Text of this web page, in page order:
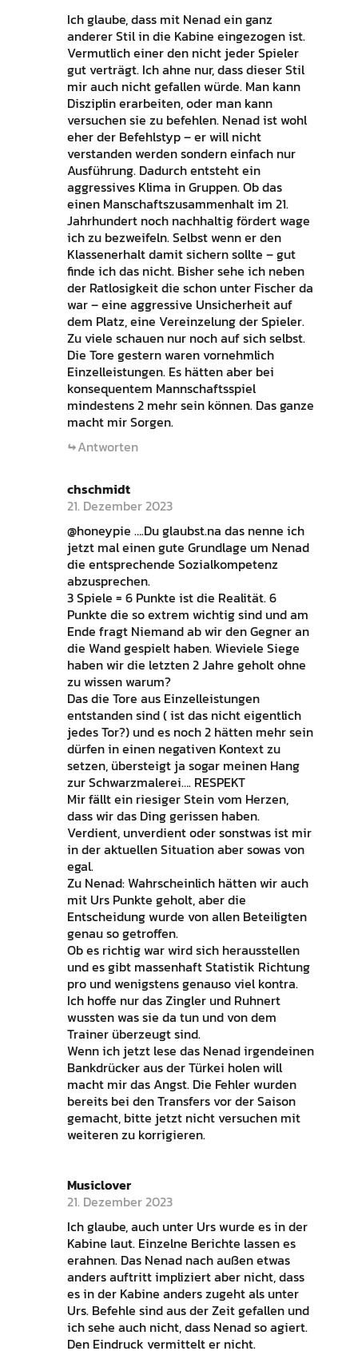
Ich glaube, dass mit Nenad ein ganz
anderer Stil in die Kabine eingezogen ist.
Vermutlich einer den nicht jeder Spieler
gut verträgt. Ich ahne nur, dass dieser Stil
mir auch nicht gefallen würde. Man kann
Disziplin erarbeiten, oder man kann
versuchen sie zu befehlen. Nenad ist wohl
eher der Befehlstyp – er will nicht
verstanden werden sondern einfach nur
Ausführung. Dadurch entsteht ein
aggressives Klima in Gruppen. Ob das
einen Manschaftszusammenhalt im 21.
Jahrhundert noch nachhaltig fördert wage
ich zu bezweifeln. Selbst wenn er den
Klassenerhalt damit sichern sollte – gut
finde ich das nicht. Bisher sehe ich neben
der Ratlosigkeit die schon unter Fischer da
war – eine aggressive Unsicherheit auf
dem Platz, eine Vereinzelung der Spieler.
Zu viele schauen nur noch auf sich selbst.
Die Tore gestern waren vornehmlich
Einzelleistungen. Es hätten aber bei
konsequentem Mannschaftsspiel
mindestens 2 mehr sein können. Das ganze
macht mir Sorgen.
Antworten
chschmidt
21. Dezember 2023
@honeypie ….Du glaubst.na das nenne ich
jetzt mal einen gute Grundlage um Nenad
die entsprechende Sozialkompetenz
abzusprechen.
3 Spiele = 6 Punkte ist die Realität. 6
Punkte die so extrem wichtig sind und am
Ende fragt Niemand ab wir den Gegner an
die Wand gespielt haben. Wieviele Siege
haben wir die letzten 2 Jahre geholt ohne
zu wissen warum?
Das die Tore aus Einzelleistungen
entstanden sind ( ist das nicht eigentlich
jedes Tor?) und es noch 2 hätten mehr sein
dürfen in einen negativen Kontext zu
setzen, übersteigt ja sogar meinen Hang
zur Schwarzmalerei…. RESPEKT
Mir fällt ein riesiger Stein vom Herzen,
dass wir das Ding gerissen haben.
Verdient, unverdient oder sonstwas ist mir
in der aktuellen Situation aber sowas von
egal.
Zu Nenad: Wahrscheinlich hätten wir auch
mit Urs Punkte geholt, aber die
Entscheidung wurde von allen Beteiligten
genau so getroffen.
Ob es richtig war wird sich herausstellen
und es gibt massenhaft Statistik Richtung
pro und wenigstens genauso viel kontra.
Ich hoffe nur das Zingler und Ruhnert
wussten was sie da tun und von dem
Trainer überzeugt sind.
Wenn ich jetzt lese das Nenad irgendeinen
Bankdrücker aus der Türkei holen will
macht mir das Angst. Die Fehler wurden
bereits bei den Transfers vor der Saison
gemacht, bitte jetzt nicht versuchen mit
weiteren zu korrigieren.
Musiclover
21. Dezember 2023
Ich glaube, auch unter Urs wurde es in der
Kabine laut. Einzelne Berichte lassen es
erahnen. Das Nenad nach außen etwas
anders auftritt impliziert aber nicht, dass
es in der Kabine anders zugeht als unter
Urs. Befehle sind aus der Zeit gefallen und
ich sehe auch nicht, dass Nenad so agiert.
Den Eindruck vermittelt er nicht.